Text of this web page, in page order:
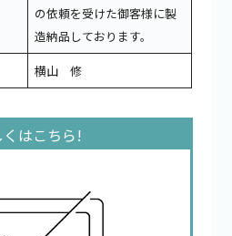
の依頼を受けた御客様に製
造納品しております。
横山 修